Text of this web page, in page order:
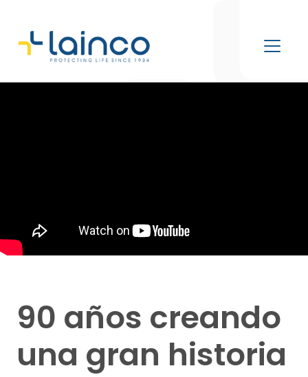
Navegación principal
90 años creando
una gran historia